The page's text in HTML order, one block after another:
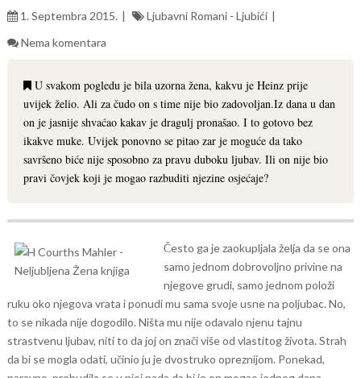
1. Septembra 2015.
Ljubavni Romani - Ljubići
Nema komentara
U svakom pogledu je bila uzorna žena, kakvu je Heinz prije
uvijek želio. Ali za čudo on s time nije bio zadovoljan.Iz dana u dan
on je jasnije shvaćao kakav je dragulj pronašao. I to gotovo bez
ikakve muke. Uvijek ponovno se pitao zar je moguće da tako
savršeno biće nije sposobno za pravu duboku ljubav. Ili on nije bio
pravi čovjek koji je mogao razbuditi njezine osjećaje?
Često ga je zaokupljala želja da se ona
samo jednom dobrovoljno privine na
njegove grudi, samo jednom položi
ruku oko njegova vrata i ponudi mu sama svoje usne na poljubac. No,
to se nikada nije dogodilo. Ništa mu nije odavalo njenu tajnu
strastvenu ljubav, niti to da joj on znači više od vlastitog života. Strah
da bi se mogla odati, učinio ju je dvostruko opreznijom. Ponekad,